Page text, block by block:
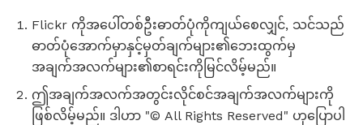
Flickr ကိုအပေါ်တစ်ဦးဓာတ်ပုံကိုကျယ်စေလျှင်, သင်သည်
ဓာတ်ပုံအောက်မှာနှင့်မှတ်ချက်များ၏ဘေးထွက်မှ
အချက်အလက်များ၏စာရင်းကိုမြင်လိမ့်မည်။
ဤအချက်အလက်အတွင်းလိုင်စင်အချက်အလက်များကို
ဖြစ်လိမ့်မည်။ ဒါဟာ "© All Rights Reserved" ဟုပြောပါ